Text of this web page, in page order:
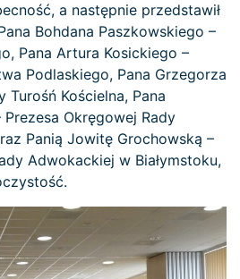
a następnie przedstawił
Bohdana Paszkowskiego –
Pana Artura Kosickiego –
Podlaskiego, Pana Grzegorza
Turośń Kościelna, Pana
Okręgowej Rady
Panią Jowitę Grochowską –
Adwokackiej w Białymstoku,